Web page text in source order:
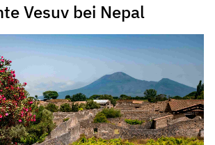
Vesuv bei Nepal